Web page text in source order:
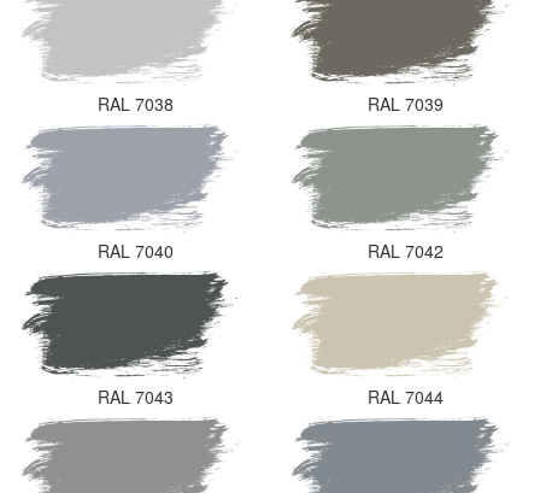
RAL 7038 RAL 7039
RAL 7040 RAL 7042
RAL 7043 RAL 7044